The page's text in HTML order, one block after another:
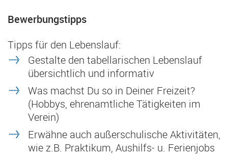
Bewerbungstipps
Tipps für den Lebenslauf:
Gestalte den tabellarischen Lebenslauf
übersichtlich und informativ
Was machst Du so in Deiner Freizeit?
(Hobbys, ehrenamtliche Tätigkeiten im
Verein)
Erwähne auch außerschulische Aktivitäten,
wie z.B. Praktikum, Aushilfs- u. Ferienjobs